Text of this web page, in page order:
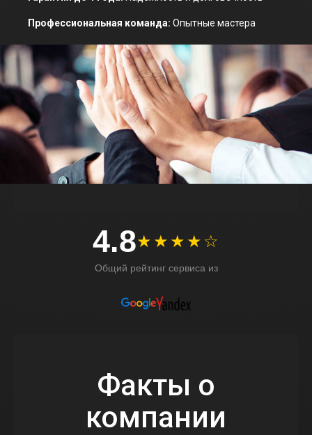
Профессиональная команда: Опытные мастера
4.8★★★★☆
Общий рейтинг сервиса из
Факты о
компании